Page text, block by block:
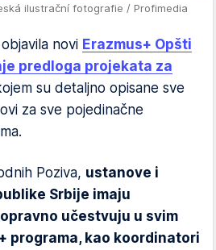
ilustrační fotografie / Profimedia
novi Erazmus+ Opšti
predloga projekata za
su detaljno opisane sve
za sve pojedinačne
Poziva, ustanove i
Srbije imaju
učestvuju u svim
programa, kao koordinatori